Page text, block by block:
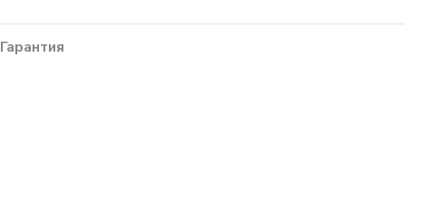
Гарантия